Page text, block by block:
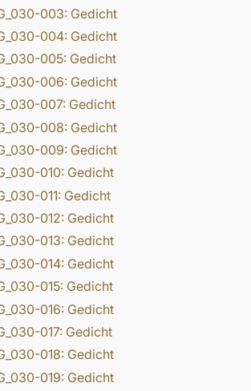
003: Gedicht
004: Gedicht
005: Gedicht
006: Gedicht
007: Gedicht
008: Gedicht
009: Gedicht
010: Gedicht
011: Gedicht
012: Gedicht
013: Gedicht
014: Gedicht
015: Gedicht
016: Gedicht
017: Gedicht
018: Gedicht
019: Gedicht